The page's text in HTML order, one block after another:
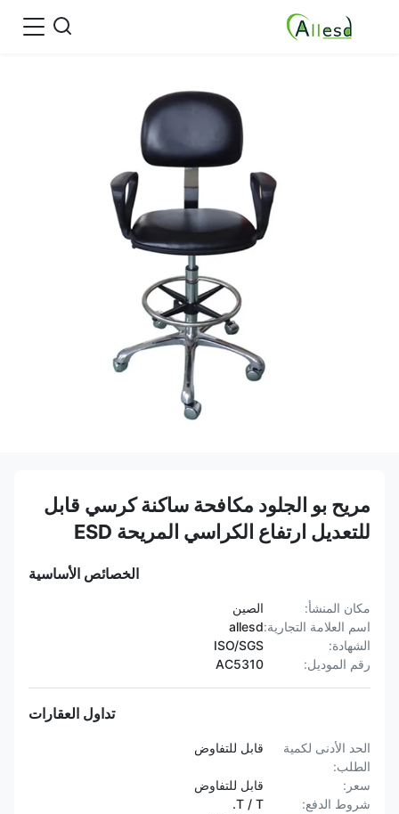
مريح بو الجلود مكافحة ساكنة كرسي قابل
للتعديل ارتفاع الكراسي المريحة ESD
الخصائص الأساسية
مكان المنشأ:
الصين
اسم العلامة التجارية:allesd
الشهادة:
ISO/SGS
رقم الموديل:
AC5310
تداول العقارات
الحد الأدنى لكمية
الطلب:
قابل للتفاوض
سعر:
قابل للتفاوض
شروط الدفع:
T / T.